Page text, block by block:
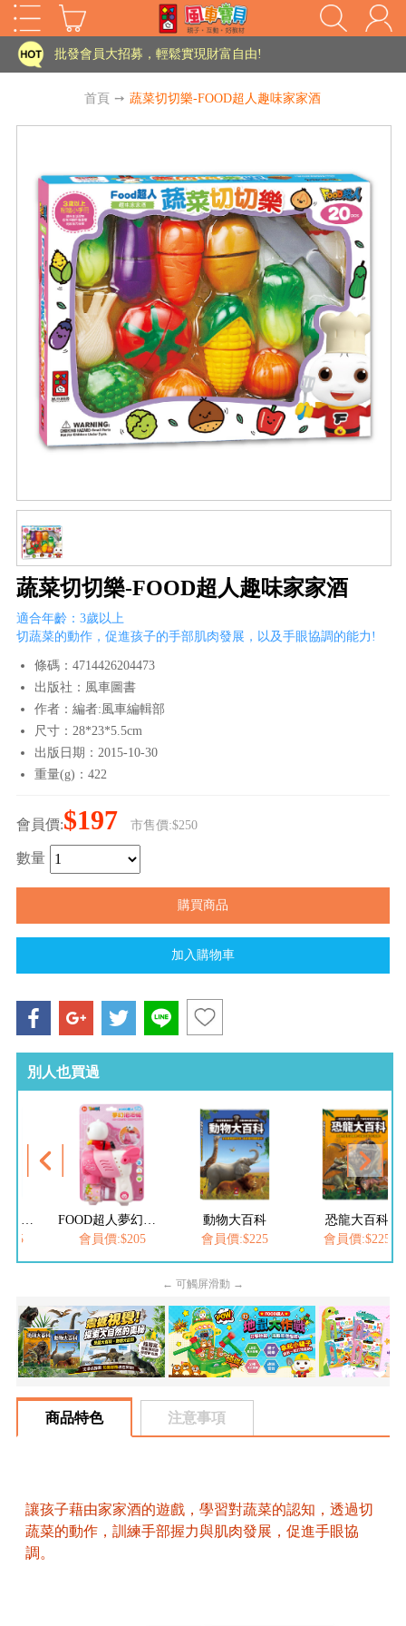
HOT
家長樂了!「風車書版集團暨FOOD超人企業總部」目前正興建中!
批發會員大招募，輕鬆實現財富自由!
老師您好!!幼教會員火熱招募中~
家長樂了!「風車書版集團暨FOOD超人企業總部」目前正興建中!
批發會員大招募，輕鬆實現財富自由!
如需更改或重開發票 需在訂單成立三天內通知客服 寄回發票需附上回郵郵票
老師您好!!幼教會員火熱招募中~
海外購物免煩惱！點我查看『海外購物流程說明』
首頁 ➙ 蔬菜切切樂-FOOD超人趣味家家酒
蔬菜切切樂-FOOD超人趣味家家酒
適合年齡：3歲以上
切蔬菜的動作，促進孩子的手部肌肉發展，以及手眼協調的能力!
條碼：4714426204473
出版社：風車圖書
作者：編者:風車編輯部
尺寸：28*23*5.5cm
出版日期：2015-10-30
重量(g)：422
會員價:$197 市售價:$250
數量
別人也買過
會員價:$205
動物大百科
會員價:$225
恐龍大百科
會員價:$225
← 可觸屏滑動 →
商品特色 注意事項
讓孩子藉由家家酒的遊戲，學習對蔬菜的認知，透過切
蔬菜的動作，訓練手部握力與肌肉發展，促進手眼協
調。